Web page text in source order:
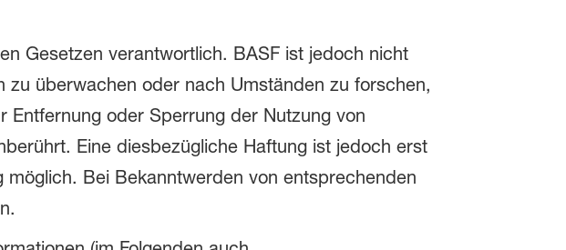
Gesetzen verantwortlich. BASF ist jedoch nicht
überwachen oder nach Umständen zu forschen,
Entfernung oder Sperrung der Nutzung von
Eine diesbezügliche Haftung ist jedoch erst
Bei Bekanntwerden von entsprechenden